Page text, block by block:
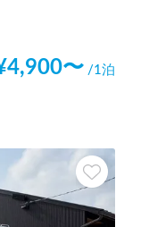
4,900〜 /1泊